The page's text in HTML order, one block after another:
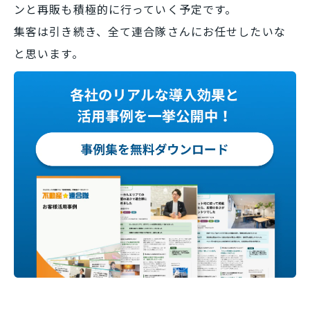
ンと再販も積極的に行っていく予定です。
集客は引き続き、全て連合隊さんにお任せしたいな
と思います。